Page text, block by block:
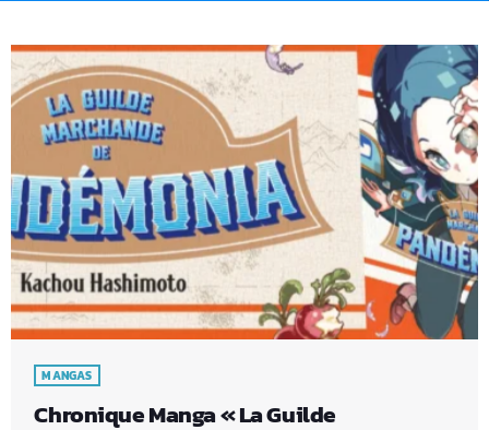
MANGAS
Chronique Manga « La Guilde